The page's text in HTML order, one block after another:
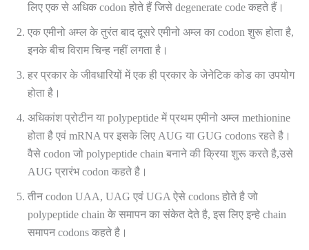
लिए एक से अधिक codon होते हैं जिसे degenerate code कहते हैं।
एक एमीनो अम्ल के तुरंत बाद दूसरे एमीनो अम्ल का codon शुरू होता है,
इनके बीच विराम चिन्ह नहीं लगता है।
हर प्रकार के जीवधारियों में एक ही प्रकार के जेनेटिक कोड का उपयोग
होता है।
अधिकांश प्रोटीन या polypeptide में प्रथम एमीनो अम्ल methionine
होता है एवं mRNA पर इसके लिए AUG या GUG codons रहते है।
वैसे codon जो polypeptide chain बनाने की क्रिया शुरू करते है,उसे
AUG प्रारंभ codon कहते है।
तीन codon UAA, UAG एवं UGA ऐसे codons होते है जो
polypeptide chain के समापन का संकेत देते है, इस लिए इन्हे chain
समापन codons कहते है।